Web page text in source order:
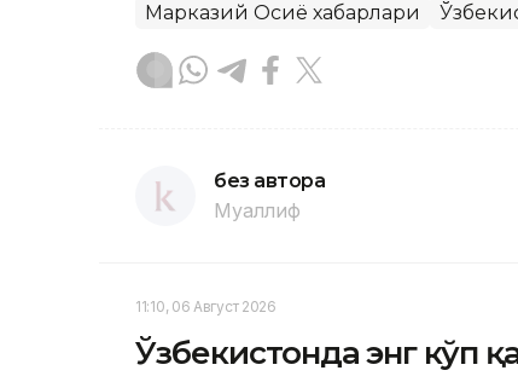
Марказий Осиё хабарлари
без автора
Муаллиф
11:10, 06 Август 2026
Ўзбекистонда энг кўп